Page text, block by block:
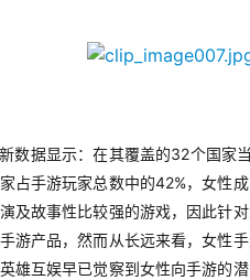
数据显示：在其覆盖的32个国家
占手游玩家总数中的42%，女性
及故事性比较强的游戏，因此针
游产品，然而从长远来看，女性
雄互娱早已觉察到女性向手游的